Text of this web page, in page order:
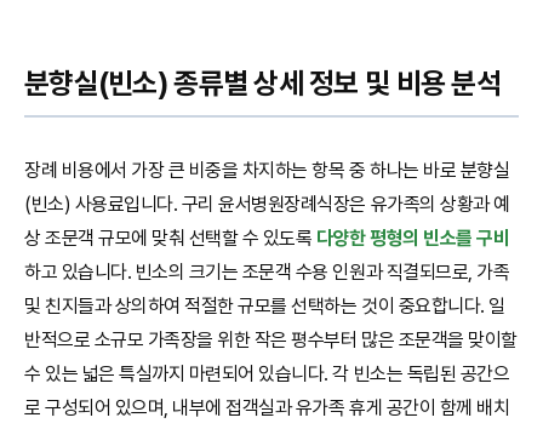
분향실(빈소) 종류별 상세 정보 및 비용 분석
장례 비용에서 가장 큰 비중을 차지하는 항목 중 하나는 바로 분향실
(빈소) 사용료입니다. 구리 윤서병원장례식장은 유가족의 상황과 예
상 조문객 규모에 맞춰 선택할 수 있도록 다양한 평형의 빈소를 구비
하고 있습니다. 빈소의 크기는 조문객 수용 인원과 직결되므로, 가족
및 친지들과 상의하여 적절한 규모를 선택하는 것이 중요합니다. 일
반적으로 소규모 가족장을 위한 작은 평수부터 많은 조문객을 맞이할
수 있는 넓은 특실까지 마련되어 있습니다. 각 빈소는 독립된 공간으
로 구성되어 있으며, 내부에 접객실과 유가족 휴게 공간이 함께 배치